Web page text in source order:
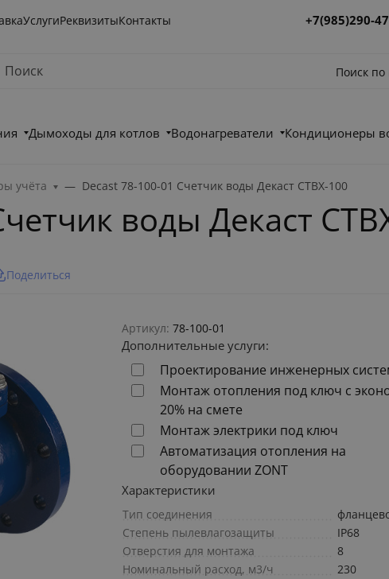
УслугиРеквизитыКонтакты +7(985)290-
Поиск по
Дымоходы для котлов Водонагреватели Кондиционеры
учёта Decast 78-100-01 Счетчик воды Декаст СТВХ-100
воды Декаст
Поделиться
Артикул: 78-100-01
Дополнительные услуги:
Проектирование инженерных
Монтаж отопления под ключ с
20% на смете
Монтаж электрики под ключ
Автоматизация отопления на
оборудовании ZONT
Характеристики
Тип соединения
Степень пылевлагозащиты
IP68
Отверстия для монтажа
8
Номинальный расход, м3/ч
230